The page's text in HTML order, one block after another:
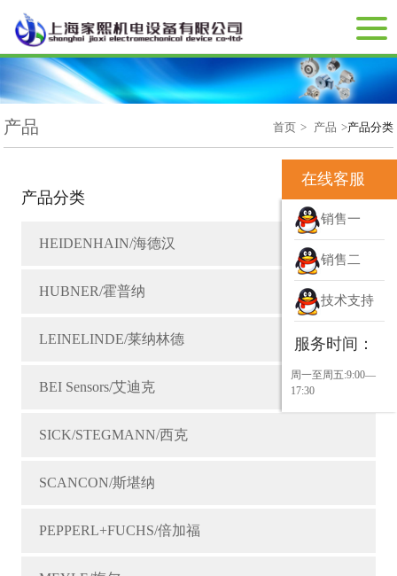
首页 > 产品 >产品分类
产品
产品分类
HEIDENHAIN/海德汉
HUBNER/霍普纳
LEINELINDE/莱纳林德
BEI Sensors/艾迪克
SICK/STEGMANN/西克
SCANCON/斯堪纳
PEPPERL+FUCHS/倍加福
在线客服
销售一
销售二
技术支持
服务时间：
周一至周五:9:00—
17:30